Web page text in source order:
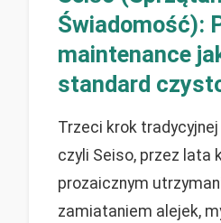
Świadomość):
maintenance
standard
Trzeci krok
czyli Seiso, przez lata
prozaicznym
zamiataniem alejek,